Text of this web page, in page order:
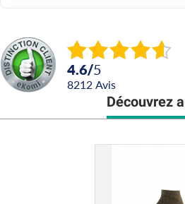
4.6/5
8212 avis
Découvrez